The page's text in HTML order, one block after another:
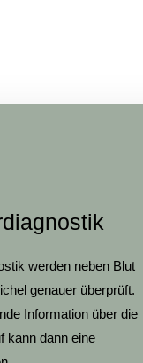
werden neben Blut
genauer überprüft.
Information über die
kann dann eine